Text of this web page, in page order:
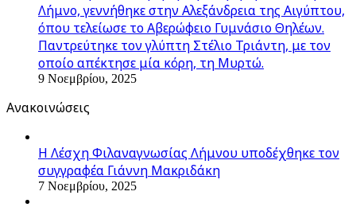
Λήμνο, γεννήθηκε στην Αλεξάνδρεια της Αιγύπτου,
όπου τελείωσε το Αβερώφειο Γυμνάσιο Θηλέων.
Παντρεύτηκε τον γλύπτη Στέλιο Τριάντη, με τον
οποίο απέκτησε μία κόρη, τη Μυρτώ.
9 Νοεμβρίου, 2025
Ανακοινώσεις
Η Λέσχη Φιλαναγνωσίας Λήμνου υποδέχθηκε τον
συγγραφέα Γιάννη Μακριδάκη
7 Νοεμβρίου, 2025